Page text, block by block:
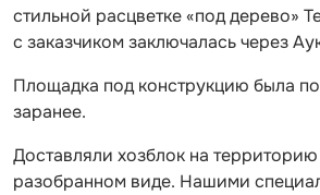
стильной расцветке «под дерево»
с заказчиком заключалась через
Площадка под конструкцию была
заранее.
Доставляли хозблок на территорию
разобранном виде. Нашими